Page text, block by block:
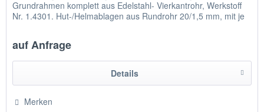
Grundrahmen komplett aus Edelstahl- Vierkantrohr, Werkstoff 
Nr. 1.4301. Hut-/Helmablagen aus Rundrohr 20/1,5 mm, mit je
auf Anfrage
Details
Merken